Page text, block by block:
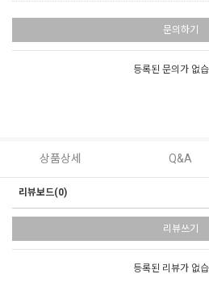
문의하기
등록된 문의가 없
상품상세 Q&A
리뷰보드(0)
리뷰쓰기
등록된 리뷰가 없